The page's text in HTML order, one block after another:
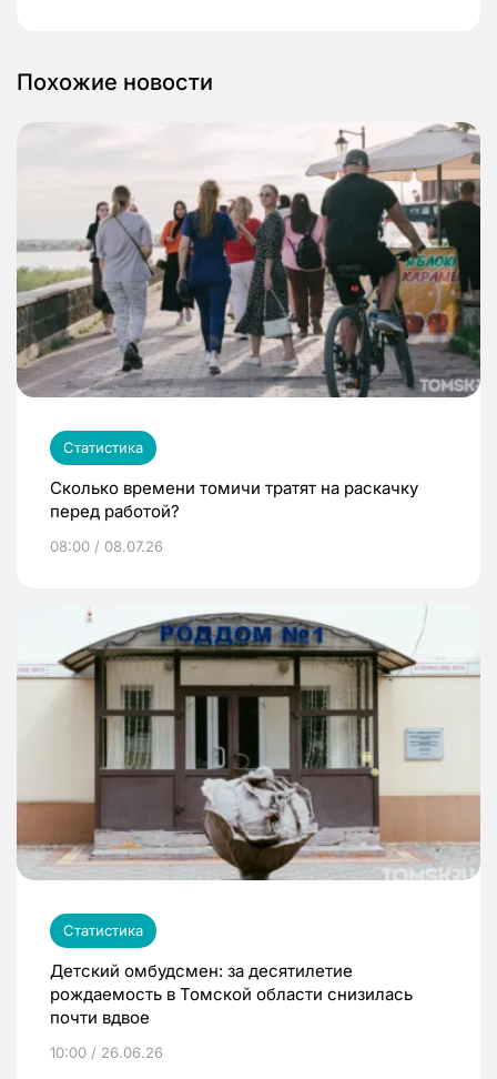
Похожие новости
Статистика
Сколько времени томичи тратят на раскачку
перед работой?
08:00 / 08.07.26
Статистика
Детский омбудсмен: за десятилетие
рождаемость в Томской области снизилась
почти вдвое
10:00 / 26.06.26